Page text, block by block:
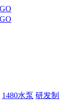
1480水泵 研发制